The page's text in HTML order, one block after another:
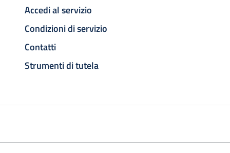
Accedi al servizio
Condizioni di servizio
Contatti
Strumenti di tutela